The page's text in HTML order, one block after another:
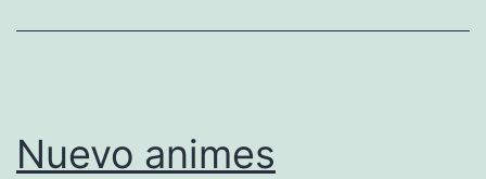
P
Nuevo animes